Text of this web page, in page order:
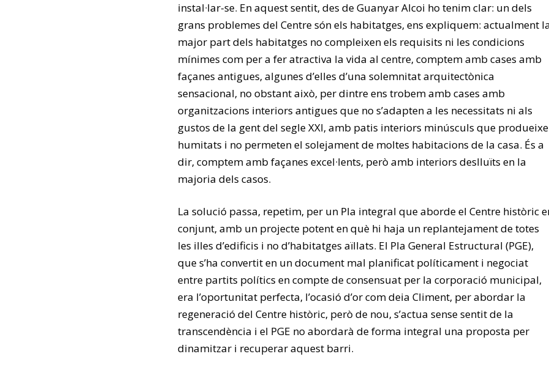
instal·lar-se. En aquest sentit, des de Guanyar Alcoi ho tenim clar: un dels
grans problemes del Centre són els habitatges, ens expliquem: actualment
major part dels habitatges no compleixen els requisits ni les condicions
mínimes com per a fer atractiva la vida al centre, comptem amb cases amb
façanes antigues, algunes d’elles d’una solemnitat arquitectònica
sensacional, no obstant això, per dintre ens trobem amb cases amb
organitzacions interiors antigues que no s’adapten a les necessitats ni als
gustos de la gent del segle XXI, amb patis interiors minúsculs que
humitats i no permeten el solejament de moltes habitacions de la casa. És a
dir, comptem amb façanes excel·lents, però amb interiors deslluïts en la
majoria dels casos.
La solució passa, repetim, per un Pla integral que aborde el Centre històric
conjunt, amb un projecte potent en què hi haja un replantejament de totes
les illes d’edificis i no d’habitatges aïllats. El Pla General Estructural (PGE),
que s’ha convertit en un document mal planificat políticament i negociat
entre partits polítics en compte de consensuat per la corporació municipal,
era l’oportunitat perfecta, l’ocasió d’or com deia Climent, per abordar la
regeneració del Centre històric, però de nou, s’actua sense sentit de la
transcendència i el PGE no abordarà de forma integral una proposta per
dinamitzar i recuperar aquest barri.